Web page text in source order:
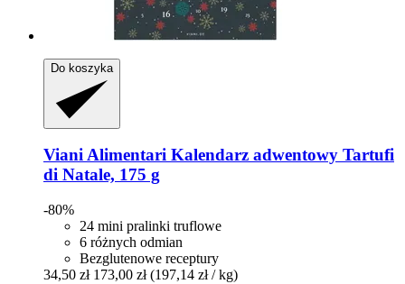
Do koszyka
Viani Alimentari Kalendarz adwentowy Tartufi
di Natale, 175 g
-80%
24 mini pralinki truflowe
6 różnych odmian
Bezglutenowe receptury
34,50 zł 173,00 zł (197,14 zł / kg)